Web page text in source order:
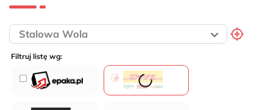
Filtruj listę wg: